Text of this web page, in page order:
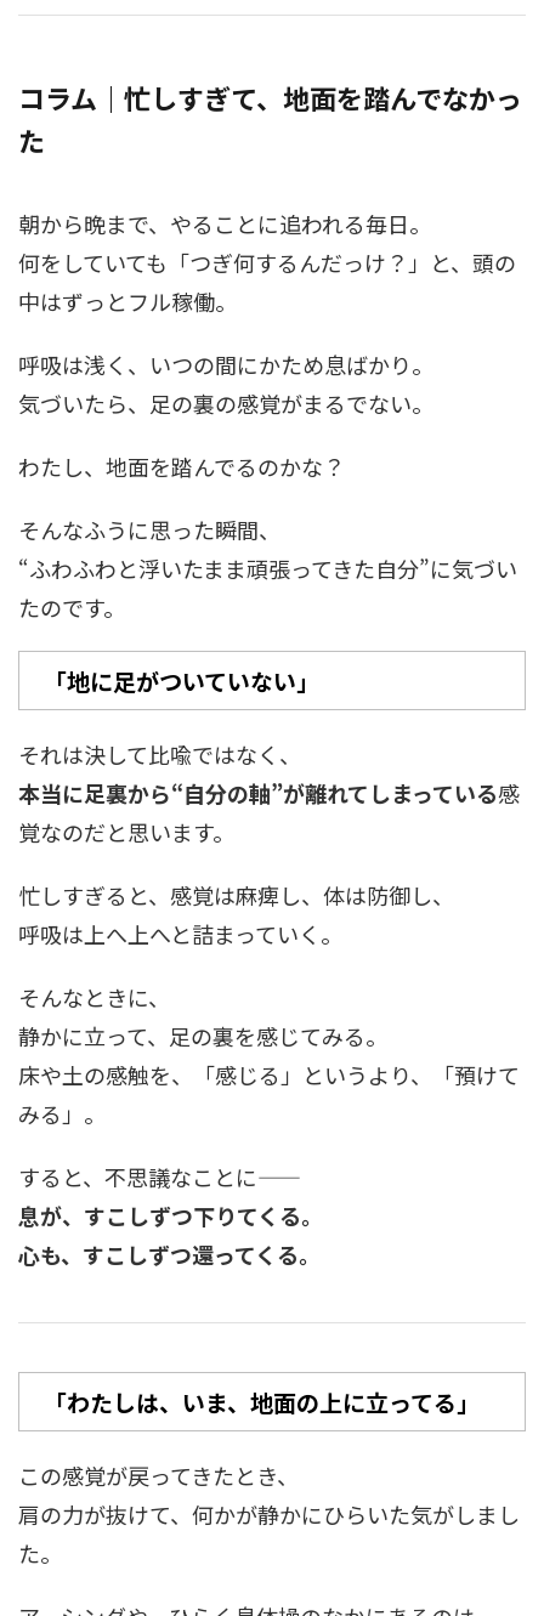
コラム｜忙しすぎて、地面を踏んでなかっ
た
朝から晩まで、やることに追われる毎日。
何をしていても「つぎ何するんだっけ？」と、頭の
中はずっとフル稼働。
呼吸は浅く、いつの間にかため息ばかり。
気づいたら、足の裏の感覚がまるでない。
わたし、地面を踏んでるのかな？
そんなふうに思った瞬間、
“ふわふわと浮いたまま頑張ってきた自分”に気づい
たのです。
「地に足がついていない」
それは決して比喩ではなく、
本当に足裏から“自分の軸”が離れてしまっている感
覚なのだと思います。
忙しすぎると、感覚は麻痺し、体は防御し、
呼吸は上へ上へと詰まっていく。
そんなときに、
静かに立って、足の裏を感じてみる。
床や土の感触を、「感じる」というより、「預けて
みる」。
すると、不思議なことに——
息が、すこしずつ下りてくる。
心も、すこしずつ還ってくる。
「わたしは、いま、地面の上に立ってる」
この感覚が戻ってきたとき、
肩の力が抜けて、何かが静かにひらいた気がしまし
た。